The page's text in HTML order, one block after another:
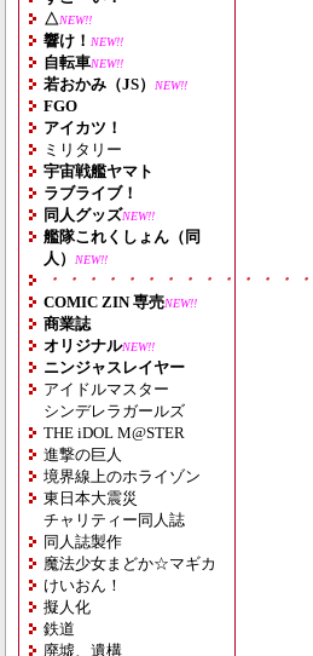
△NEW!!
響け！ NEW!!
自転車NEW!!
若おかみ（JS） NEW!!
FGO
アイカツ！
ミリタリー
宇宙戦艦ヤマト
ラブライブ！
同人グッズNEW!!
艦隊これくしょん（同
人）
NEW!!
・・・・・・・・・・・・・
COMIC ZIN 専売NEW!!
商業誌
オリジナルNEW!!
ニンジャスレイヤー
アイドルマスター
シンデレラガールズ
THE iDOL M@STER
進撃の巨人
境界線上のホライゾン
東日本大震災
チャリティー同人誌
同人誌製作
魔法少女まどか☆マギカ
けいおん！
擬人化
鉄道
廃墟、遺構